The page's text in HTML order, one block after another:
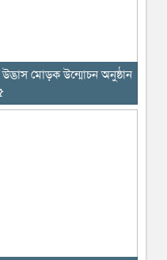
ও উদ্ভাস মোড়ক উন্মোচন অনুষ্ঠান